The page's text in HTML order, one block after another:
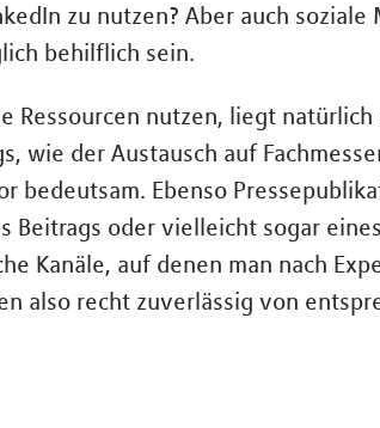
zu nutzen? Aber auch soziale
behilflich sein.
Ressourcen nutzen, liegt natürlich
wie der Austausch auf
bedeutsam. Ebenso
Beitrags oder vielleicht sogar
Kanäle, auf denen man nach
also recht zuverlässig von